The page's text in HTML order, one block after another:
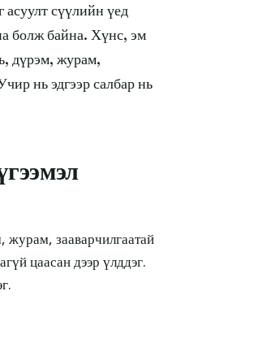
асуулт сүүлийн үед
болж байна. Хүнс, эм
дүрэм, журам,
нь эдгээр салбар нь
журам, зааварчилгаатай
цаасан дээр үлддэг.